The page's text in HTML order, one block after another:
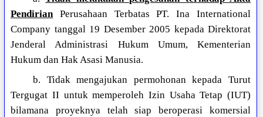
PendirianPerusahaan Terbatas PT. Ina International
Company tanggal 19 Desember 2005 kepada Direktorat
Jenderal Administrasi Hukum Umum, Kementerian
Hukum dan Hak Asasi Manusia.
b. Tidak mengajukan permohonan kepada Turut
Tergugat II untuk memperoleh Izin Usaha Tetap (IUT)
bilamana proyeknya telah siap beroperasi komersial